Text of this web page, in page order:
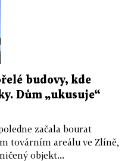
budovy, kde
Dům „ukusuje“
začala bourat
továrním areálu ve Zlíně,
objekt...